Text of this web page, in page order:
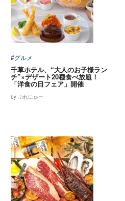
#グルメ
千草ホテル、“大人のお子様ラン
チ”×デザート20種食べ放題！
「洋食の日フェア」開催
by ぷれにゅー